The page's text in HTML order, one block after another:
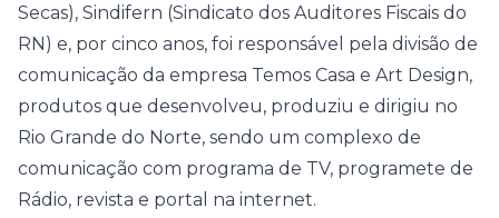
Secas), Sindifern (Sindicato dos Auditores Fiscais do
RN) e, por cinco anos, foi responsável pela divisão de
comunicação da empresa Temos Casa e Art Design,
produtos que desenvolveu, produziu e dirigiu no
Rio Grande do Norte, sendo um complexo de
comunicação com programa de TV, programete de
Rádio, revista e portal na internet.